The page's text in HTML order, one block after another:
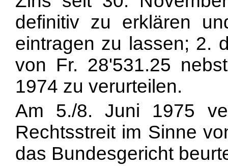
definitiv zu erklären
eintragen zu lassen; 2.
von Fr. 28'531.25
1974 zu verurteilen.
Am 5./8. Juni 1975
Rechtsstreit im Sinne
das Bundesgericht